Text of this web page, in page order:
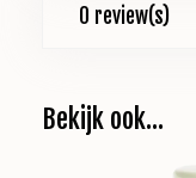
0 review(s)
Bekijk ook...